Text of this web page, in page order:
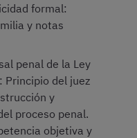
formal:
y notas
penal de la Ley
Principio del juez
y
proceso penal.
objetiva y